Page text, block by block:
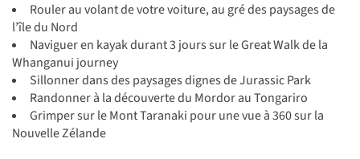
Rouler au volant de votre voiture, au gré des paysages de
l’île du Nord
Naviguer en kayak durant 3 jours sur le Great Walk de la
Whanganui journey
Sillonner dans des paysages dignes de Jurassic Park
Randonner à la découverte du Mordor au Tongariro
Grimper sur le Mont Taranaki pour une vue à 360 sur la
Nouvelle Zélande